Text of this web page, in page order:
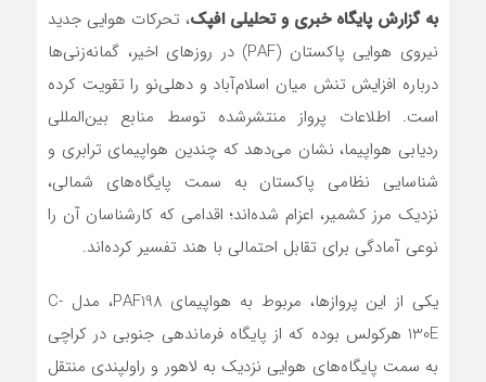
به گزارش پایگاه خبری و تحلیلی افپک، تحرکات هوایی جدید
نیروی هوایی پاکستان (PAF) در روزهای اخیر، گمانه‌زنی‌ها
درباره افزایش تنش میان اسلام‌آباد و دهلی‌نو را تقویت کرده
است. اطلاعات پرواز منتشرشده توسط منابع بین‌المللی
ردیابی هواپیما، نشان می‌دهد که چندین هواپیمای ترابری و
شناسایی نظامی پاکستان به سمت پایگاه‌های شمالی،
نزدیک مرز کشمیر، اعزام شده‌اند؛ اقدامی که کارشناسان آن را
نوعی آمادگی برای تقابل احتمالی با هند تفسیر کرده‌اند.
یکی از این پروازها، مربوط به هواپیمای PAF198، مدل C-
130E هرکولس بوده که از پایگاه فرماندهی جنوبی در کراچی
به سمت پایگاه‌های هوایی نزدیک به لاهور و راولپندی منتقل